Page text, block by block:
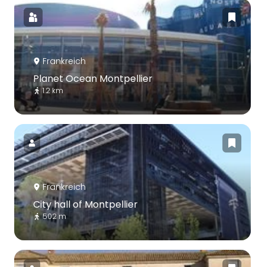
Frankreich
Planet Ocean Montpellier
1.2 km
Frankreich
City hall of Montpellier
502 m